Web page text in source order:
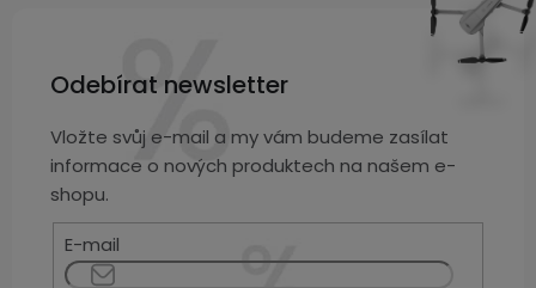
Odebírat newsletter
Vložte svůj e-mail a my vám budeme zasílat
informace o nových produktech na našem e-
shopu.
E-mail